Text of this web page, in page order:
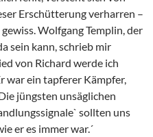
Erschütterung verharren –
Wolfgang Templin, der
sein kann, schrieb mir
von Richard werde ich
war ein tapferer Kämpfer,
jüngsten unsäglichen
sollten uns
er es immer war.´